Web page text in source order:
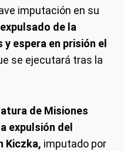
imputación en su
de la
y espera en prisión el
se ejecutará tras la
de Misiones
expulsión del
Kiczka, imputado por